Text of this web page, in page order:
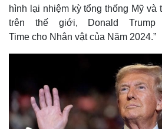
hình lại nhiệm kỳ tổng thống Mỹ và
trên thế giới, Donald
Time cho Nhân vật của Năm 2024.”